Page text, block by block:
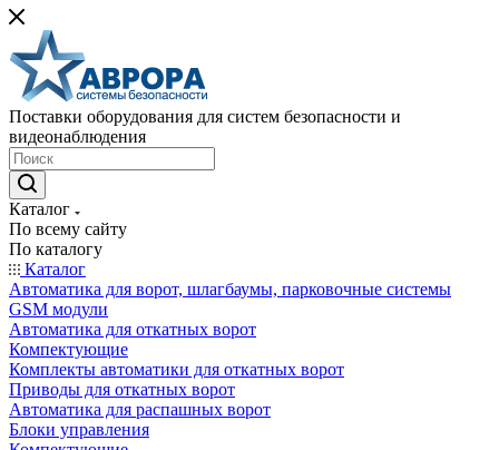
Поставки оборудования для систем безопасности и
видеонаблюдения
Каталог
По всему сайту
По каталогу
Каталог
Автоматика для ворот, шлагбаумы, парковочные системы
GSM модули
Автоматика для откатных ворот
Компектующие
Комплекты автоматики для откатных ворот
Приводы для откатных ворот
Автоматика для распашных ворот
Блоки управления